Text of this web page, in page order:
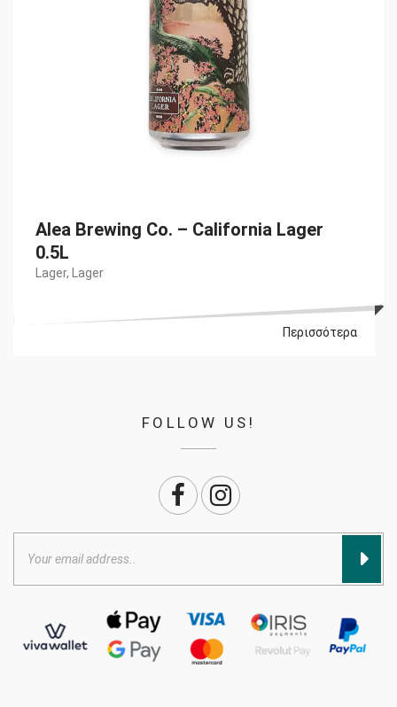
Alea Brewing Co. – California Lager
0.5L
Lager, Lager
Περισσότερα
FOLLOW US!